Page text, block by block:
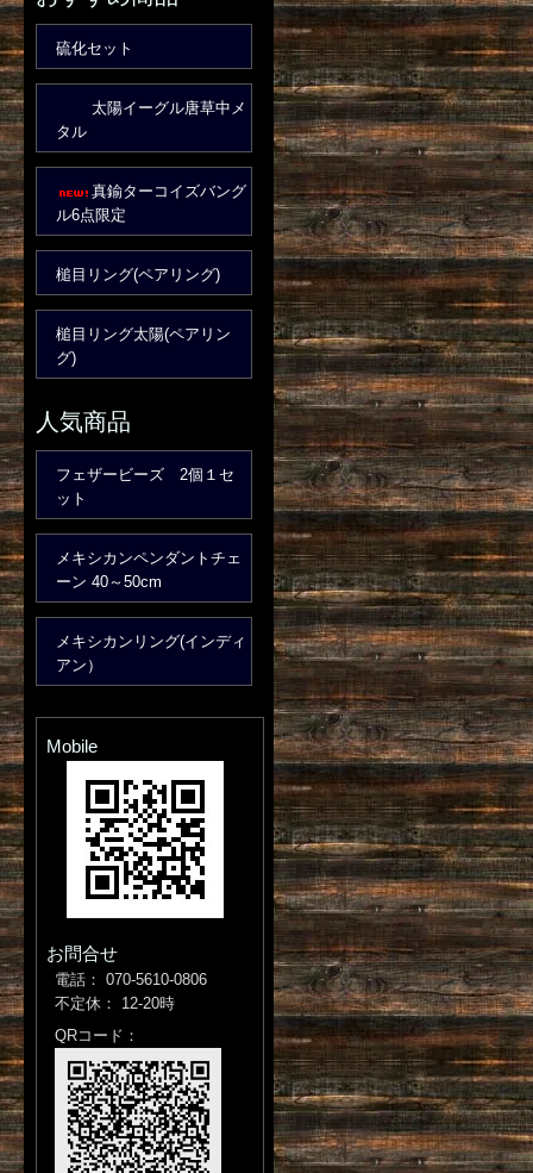
硫化セット
太陽イーグル唐草中メ
タル
真鍮ターコイズバング
ル6点限定
槌目リング(ペアリング)
槌目リング太陽(ペアリン
グ)
人気商品
フェザービーズ 2個１セ
ット
メキシカンペンダントチェ
ーン 40～50cm
メキシカンリング(インディ
アン）
Mobile
お問合せ
電話： 070-5610-0806
不定休： 12-20時
QRコード：